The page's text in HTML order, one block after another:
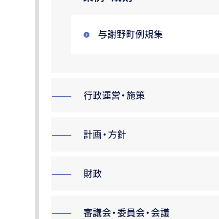
与謝野町例規集
行政運営・施策
計画・方針
財政
審議会・委員会・会議